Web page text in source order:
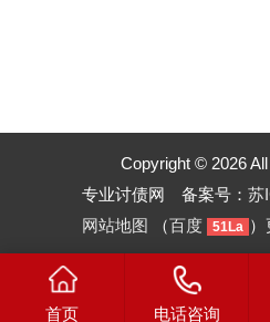
Copyright © 2026
专业讨债网 备案号： 苏
网站地图 （百度 51La ）
首页 电话咨询